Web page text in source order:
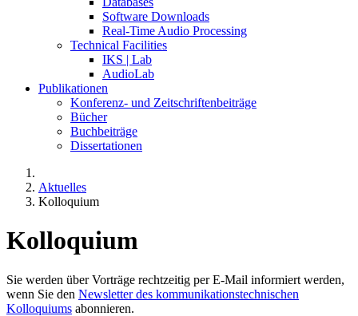
Software Downloads
Real-Time Audio Processing
Technical Facilities
IKS | Lab
AudioLab
Publikationen
Konferenz- und Zeitschriftenbeiträge
Bücher
Buchbeiträge
Dissertationen
Aktuelles
Kolloquium
Kolloquium
Sie werden über Vorträge rechtzeitig per E-Mail informiert werden,
wenn Sie den Newsletter des kommunikationstechnischen
Kolloquiums abonnieren.